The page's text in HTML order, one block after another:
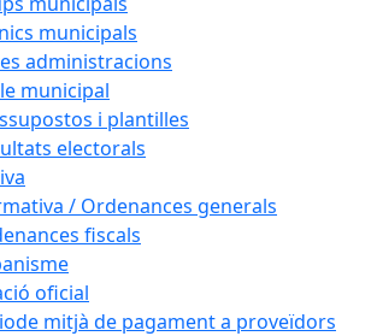
municipals
administracions
municipal
i plantilles
electorals
/ Ordenances generals
fiscals
oficial
mitjà de pagament a proveïdors